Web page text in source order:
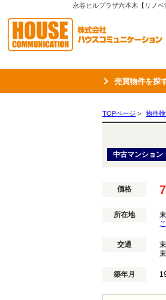
売買物件を探
TOPページ > 物件
中古マンション
価格
所在地
交通
築年月